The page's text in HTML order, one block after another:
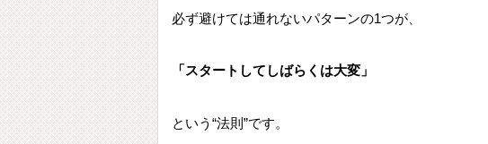
必ず避けては通れないパターンの1つが、
「スタートしてしばらくは大変」
という“法則”です。